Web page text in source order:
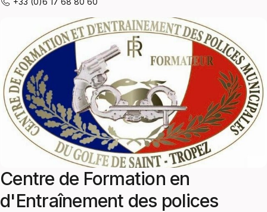
Centre de Formation en
d'Entraînement des polices